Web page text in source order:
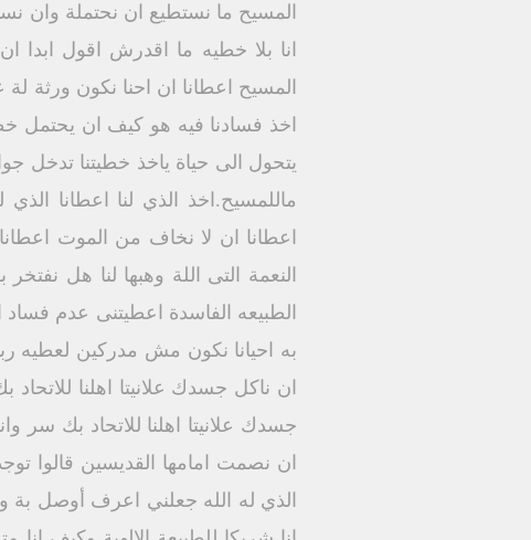
المسيح ما نستطيع ان نحتملة وان
انا بلا خطيه ما اقدرش اقول ابدا
المسيح اعطانا ان احنا نكون ورثة
اخذ فسادنا فيه هو كيف ان يحتمل
يتحول الى حياة ياخذ خطيتنا تدخل
ماللمسيح.اخذ الذي لنا اعطانا
اعطانا ان لا نخاف من الموت
النعمة التى اللة وهبها لنا هل
الطبيعه الفاسدة اعطيتنى عدم
به احيانا نكون مش مدركين لعطيه
ان ناكل جسدك علانيتا اهلنا
جسدك علانيتا اهلنا للاتحاد بك سر
ان نصمت امامها القديسين قالوا
الذي له الله جعلني اعرف أوصل